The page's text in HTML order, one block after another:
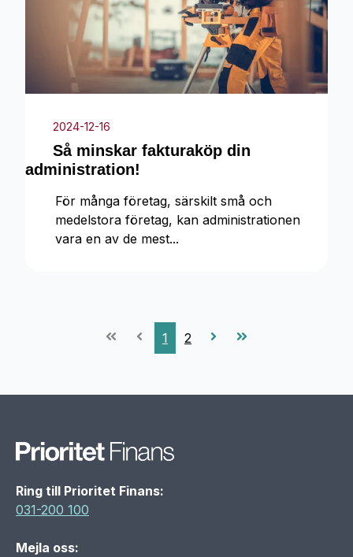
2024-12-16
Så minskar fakturaköp din
administration!
För många företag, särskilt små och
medelstora företag, kan administrationen
vara en av de mest...
1 2
Ring till Prioritet Finans:
031-200 100
Mejla oss: